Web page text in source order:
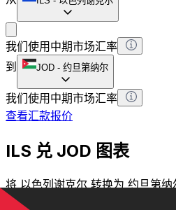
我们使用中期市场汇率
到
JOD - 约旦第纳尔
我们使用中期市场汇率
查看汇款报价
ILS 兑 JOD 图表
将 以色列谢克尔 转换为 约旦第纳